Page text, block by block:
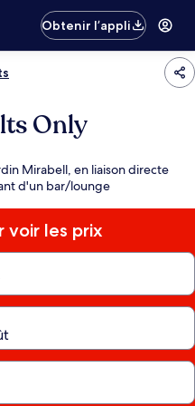
Obtenir l’appli
Only
Mirabell, en liaison directe
d'un bar/lounge
voir les prix